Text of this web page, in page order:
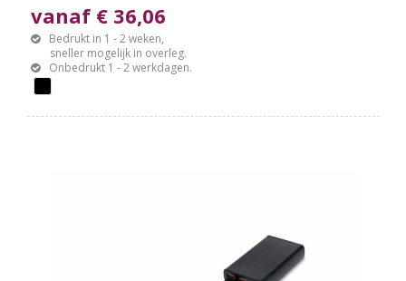
vanaf € 36,06
Bedrukt in 1 - 2 weken,
sneller mogelijk in overleg.
Onbedrukt 1 - 2 werkdagen.